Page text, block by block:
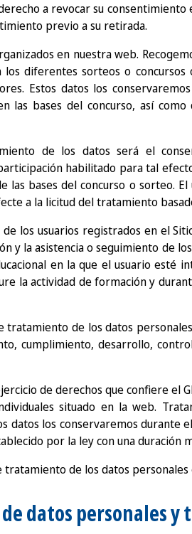
a revocar su
previo a su retirada.
en nuestra web.
diferentes sorteos o concursos
Estos datos los
las bases del concurso, así
de los datos será el
habilitado para tal
las bases del concurso o sorteo.
a la licitud del tratamiento
los usuarios registrados en el
y la asistencia o seguimiento de
en la que el usuario esté
la actividad de formación y
tratamiento de los datos
cumplimiento, desarrollo,
de derechos que confiere el
situado en la web.
datos los conservaremos durante
por la ley con una duración
de los datos
datos personales